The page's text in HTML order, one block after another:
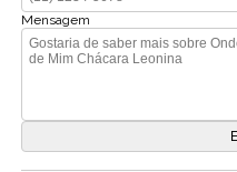
Mensagem